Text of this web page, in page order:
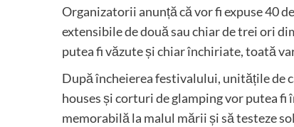
Organizatorii anunță că vor fi expuse 40
extensibile de două sau chiar de trei ori
putea fi văzute și chiar închiriate, toată
După încheierea festivalului, unitățile de
houses și corturi de glamping vor putea fi
memorabilă la malul mării și să testeze